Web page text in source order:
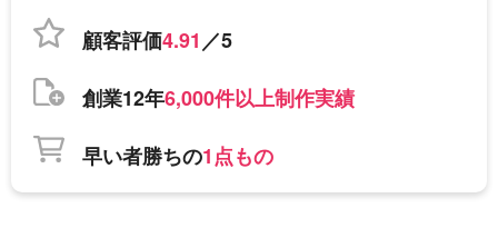
顧客評価4.91／5
創業12年6,000件以上制作実績
早い者勝ちの1点もの